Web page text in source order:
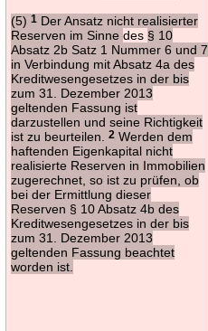
(5)1 Der Ansatz nicht realisierter
Reserven im Sinnedes § 10
Absatz 2b Satz 1 Nummer 6 und 7
in Verbindung mit Absatz 4a des
Kreditwesengesetzes in der bis
zum 31. Dezember 2013
geltenden Fassung ist
darzustellen und seine Richtigkeit
ist zu beurteilen.2 Werden dem
haftenden Eigenkapital nicht
realisierte Reserven in Immobilien
zugerechnet, so ist zu prüfen, ob
bei der Ermittlung dieser
Reserven § 10 Absatz 4b des
Kreditwesengesetzes in der bis
zum 31. Dezember 2013
geltenden Fassung beachtet
worden ist.